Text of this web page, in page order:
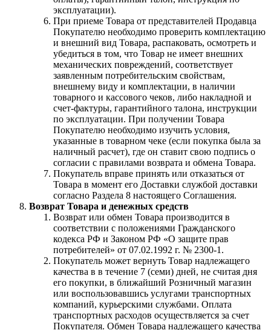
эксплуатации).
При приеме Товара от представителей Продавца
Покупателю необходимо проверить комплектацию
и внешний вид Товара, распаковать, осмотреть и
убедиться в том, что Товар не имеет внешних
механических повреждений, соответствует
заявленным потребительским свойствам,
внешнему виду и комплектации, в наличии
товарного и кассового чеков, либо накладной и
счет-фактуры, гарантийного талона, инструкции
по эксплуатации. При получении Товара
Покупателю необходимо изучить условия,
указанные в товарном чеке (если покупка была за
наличный расчет), где он ставит свою подпись о
согласии с правилами возврата и обмена Товара.
Покупатель вправе принять или отказаться от
Товара в момент его Доставки службой доставки
согласно Раздела 8 настоящего Соглашения.
Возврат Товара и денежных средств
Возврат или обмен Товара производится в
соответствии с положениями Гражданского
кодекса РФ и Законом РФ «О защите прав
потребителей» от 07.02.1992 г. № 2300-1.
Покупатель может вернуть Товар надлежащего
качества в в течение 7 (семи) дней, не считая дня
его покупки, в ближайший Розничный магазин
или воспользовавшись услугами транспортных
компаний, курьерскими службами. Оплата
транспортных расходов осуществляется за счет
Покупателя. Обмен Товара надлежащего качества